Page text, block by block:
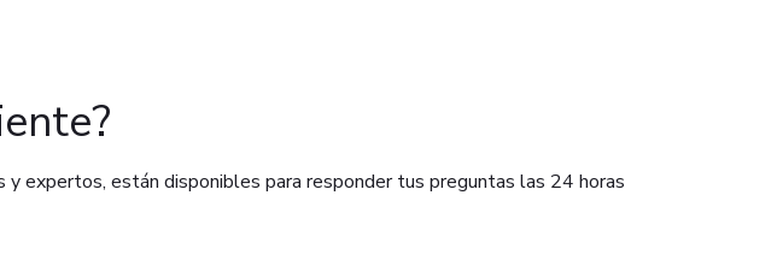
expertos, están disponibles para responder tus preguntas las 24 horas